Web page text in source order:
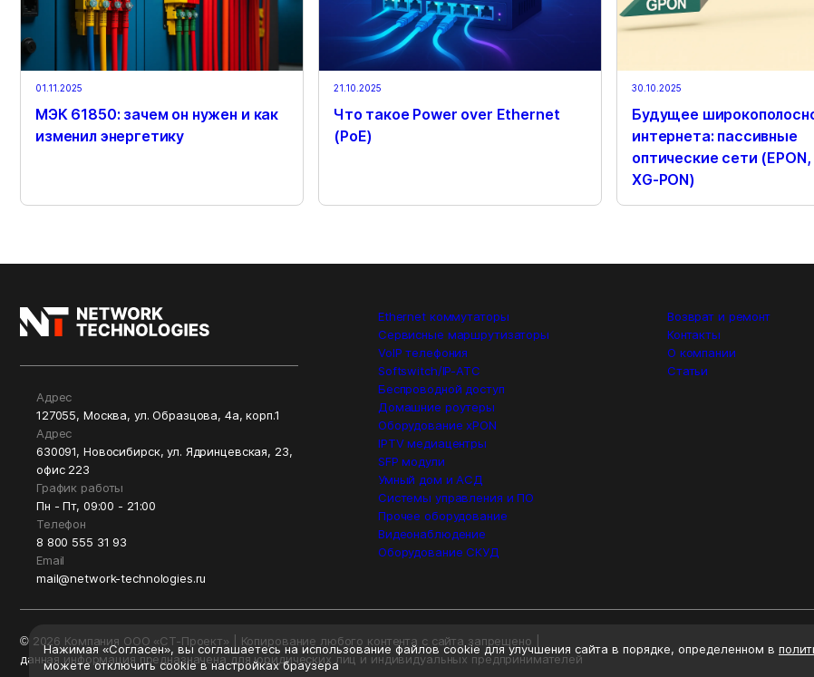
01.11.2025
МЭК 61850: зачем он нужен и как
изменил энергетику
21.10.2025
Что такое Power over Ethernet
(PoE)
30.10.2025
Будущее
интернета: пассивные
оптические сети (EPON,
XG-PON)
Нажимая «Согласен», вы соглашаетесь на использование файлов cookie для улучшения сайта в порядке, определенном в
можете отключить cookie в настройках браузера
Адрес
127055, Москва, ул. Образцова, 4а, корп.1
Адрес
630091, Новосибирск, ул. Ядринцевская, 23,
офис 223
График работы
Пн - Пт, 09:00 - 21:00
Телефон
8 800 555 31 93
Email
mail@network-technologies.ru
Ethernet коммутаторы
Сервисные маршрутизаторы
VoIP телефония
Softswitch/IP-ATC
Беспроводной доступ
Домашние роутеры
Оборудование xPON
IPTV медиацентры
SFP модули
Умный дом и АСД
Системы управления и ПО
Прочее оборудование
Видеонаблюдение
Оборудование СКУД
Возврат и ремонт
Контакты
О компании
Статьи
© 2026 Компания ООО «СТ-Проект» | Копирование любого контента с сайта запрещено |
данная информация предназначена для юридических лиц и индивидуальных предпринимателей